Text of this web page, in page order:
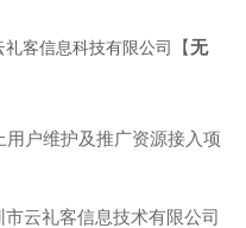
礼客信息科技有限公司 【无
户维护及推广资源接入项
云礼客信息技术有限公司